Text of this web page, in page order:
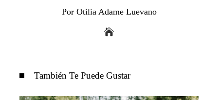
Por Otilia Adame Luevano
También Te Puede Gustar